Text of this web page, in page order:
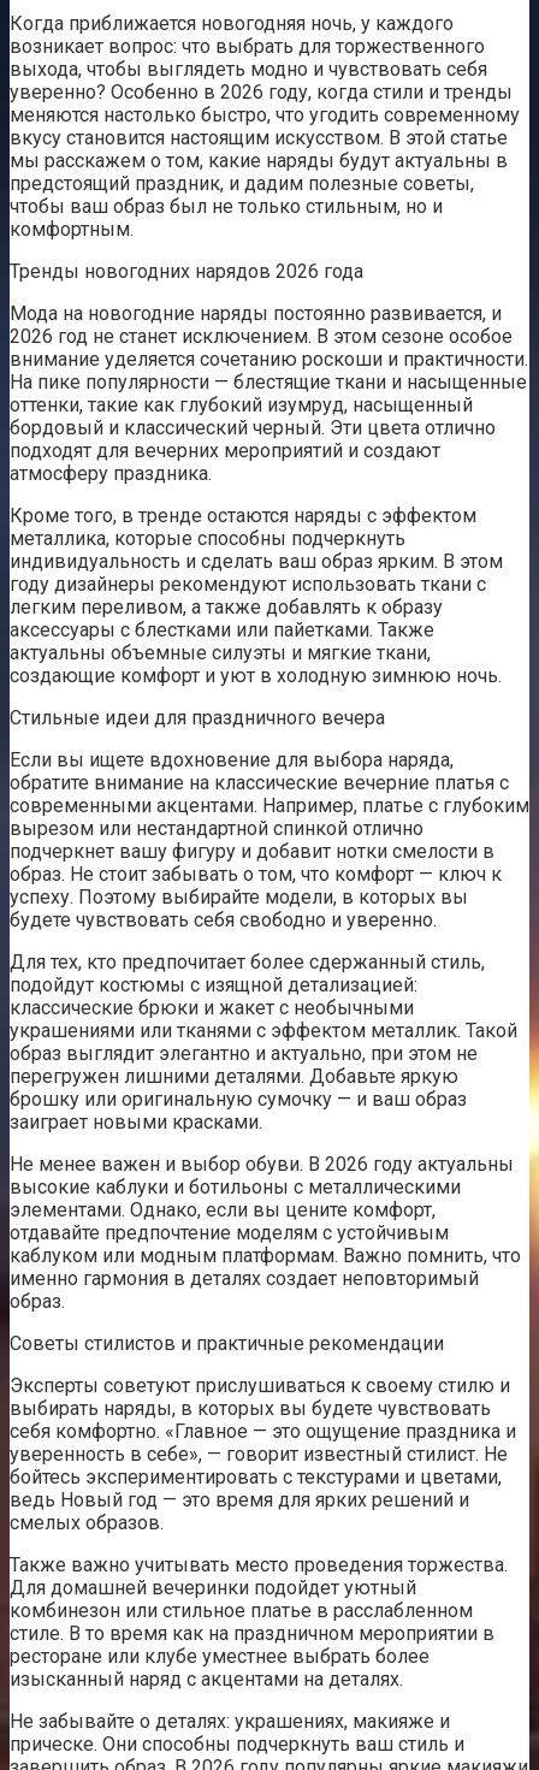
Когда приближается новогодняя ночь, у каждого
возникает вопрос: что выбрать для торжественного
выхода, чтобы выглядеть модно и чувствовать себя
уверенно? Особенно в 2026 году, когда стили и тренды
меняются настолько быстро, что угодить современному
вкусу становится настоящим искусством. В этой статье
мы расскажем о том, какие наряды будут актуальны в
предстоящий праздник, и дадим полезные советы,
чтобы ваш образ был не только стильным, но и
комфортным.
Тренды новогодних нарядов 2026 года
Мода на новогодние наряды постоянно развивается, и
2026 год не станет исключением. В этом сезоне особое
внимание уделяется сочетанию роскоши и практичности.
На пике популярности — блестящие ткани и насыщенные
оттенки, такие как глубокий изумруд, насыщенный
бордовый и классический черный. Эти цвета отлично
подходят для вечерних мероприятий и создают
атмосферу праздника.
Кроме того, в тренде остаются наряды с эффектом
металлика, которые способны подчеркнуть
индивидуальность и сделать ваш образ ярким. В этом
году дизайнеры рекомендуют использовать ткани с
легким переливом, а также добавлять к образу
аксессуары с блестками или пайетками. Также
актуальны объемные силуэты и мягкие ткани,
создающие комфорт и уют в холодную зимнюю ночь.
Стильные идеи для праздничного вечера
Если вы ищете вдохновение для выбора наряда,
обратите внимание на классические вечерние платья с
современными акцентами. Например, платье с глубоким
вырезом или нестандартной спинкой отлично
подчеркнет вашу фигуру и добавит нотки смелости в
образ. Не стоит забывать о том, что комфорт — ключ к
успеху. Поэтому выбирайте модели, в которых вы
будете чувствовать себя свободно и уверенно.
Для тех, кто предпочитает более сдержанный стиль,
подойдут костюмы с изящной детализацией:
классические брюки и жакет с необычными
украшениями или тканями с эффектом металлик. Такой
образ выглядит элегантно и актуально, при этом не
перегружен лишними деталями. Добавьте яркую
брошку или оригинальную сумочку — и ваш образ
заиграет новыми красками.
Не менее важен и выбор обуви. В 2026 году актуальны
высокие каблуки и ботильоны с металлическими
элементами. Однако, если вы цените комфорт,
отдавайте предпочтение моделям с устойчивым
каблуком или модным платформам. Важно помнить, что
именно гармония в деталях создает неповторимый
образ.
Советы стилистов и практичные рекомендации
Эксперты советуют прислушиваться к своему стилю и
выбирать наряды, в которых вы будете чувствовать
себя комфортно. «Главное — это ощущение праздника и
уверенность в себе», — говорит известный стилист. Не
бойтесь экспериментировать с текстурами и цветами,
ведь Новый год — это время для ярких решений и
смелых образов.
Также важно учитывать место проведения торжества.
Для домашней вечеринки подойдет уютный
комбинезон или стильное платье в расслабленном
стиле. В то время как на праздничном мероприятии в
ресторане или клубе уместнее выбрать более
изысканный наряд с акцентами на деталях.
Не забывайте о деталях: украшениях, макияже и
прическе. Они способны подчеркнуть ваш стиль и